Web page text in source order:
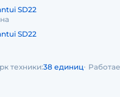
SD22
SD22
техники:38 единиц